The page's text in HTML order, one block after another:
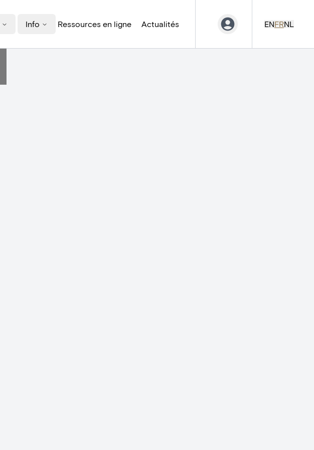
Info Ressources en ligne Actualités ENFRNL